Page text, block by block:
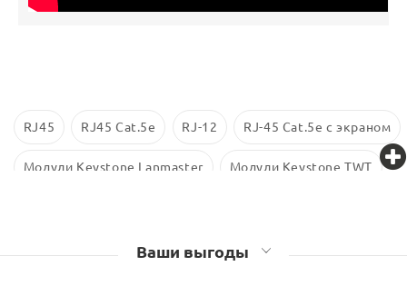
RJ45 RJ45 Cat.5е RJ-12 RJ-45 Cat.5e с экраном
Модули Keystone Lanmaster Модули Keystone TWT
Ваши выгоды